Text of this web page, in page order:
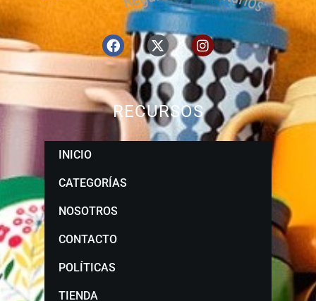
RECURSOS
INICIO
CATEGORÍAS
NOSOTROS
CONTACTO
POLÍTICAS
TIENDA